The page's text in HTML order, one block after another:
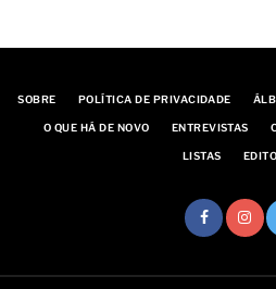
SOBRE POLÍTICA DE PRIVACIDADE
O QUE HÁ DE NOVO ENTREVISTAS
LISTAS